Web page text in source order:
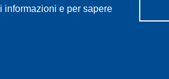
informazioni e per sapere